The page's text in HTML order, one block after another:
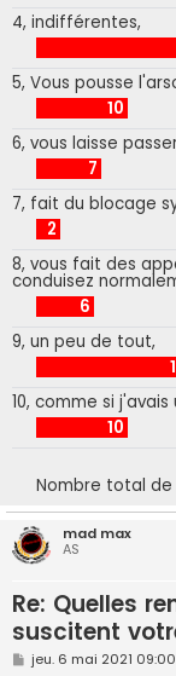
4, indifférentes,
5, Vous pousse
10
6, vous laisse
7
7, fait du blocage
2
8, vous fait des
conduisez
6
9, un peu de tout,
10, comme si
10
Nombre total de
mad max
AS
Re: Quelles
suscitent
M
jeu. 6 mai 2021 09:00